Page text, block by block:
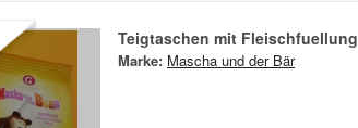
Teigtaschen mit Fleischfuellung
Marke: Mascha und der Bär